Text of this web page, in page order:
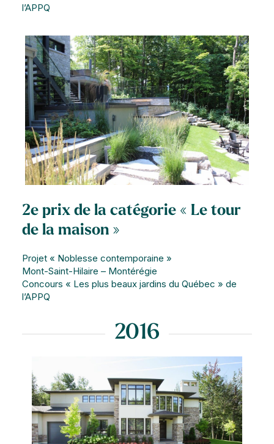
l’APPQ
2e prix de la catégorie « Le tour
de la maison »
Projet « Noblesse contemporaine »
Mont-Saint-Hilaire – Montérégie
Concours « Les plus beaux jardins du Québec » de
l’APPQ
2016